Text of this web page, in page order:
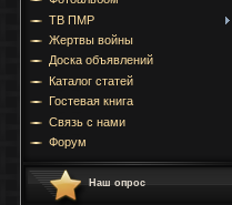
ТВ ПМР
Жертвы войны
Доска объявлений
Каталог статей
Гостевая книга
Связь с нами
Форум
Наш опрос